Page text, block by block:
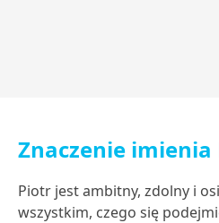
Znaczenie
Piotr jest ambitny, zdolny i
wszystkim, czego się